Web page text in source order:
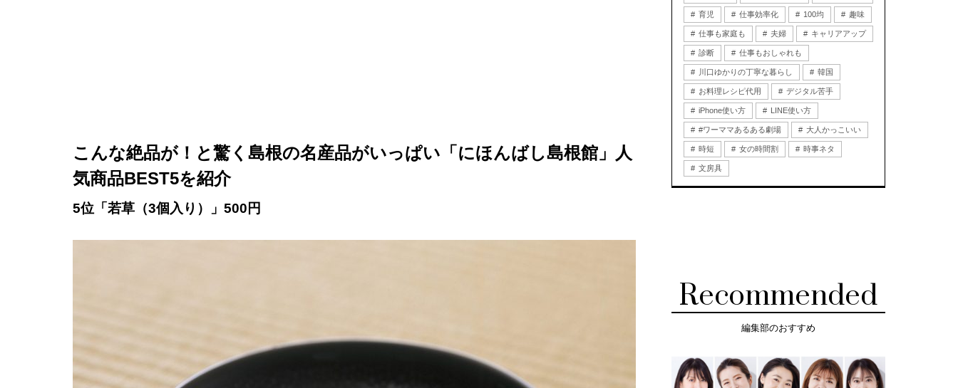
こんな絶品が！と驚く島根の名産品がいっぱい「にほんばし島根館」人
気商品BEST5を紹介
5位「若草（3個入り）」500円
育児 仕事効率化 100均 趣味
仕事も家庭も 夫婦 キャリアアップ
診断 仕事もおしゃれも
川口ゆかりの丁寧な暮らし 韓国
お料理レシピ代用 デジタル苦手
iPhone使い方 LINE使い方
#ワーママあるある劇場 大人かっこいい
時短 女の時間割 時事ネタ
文房具
Recommended
編集部のおすすめ